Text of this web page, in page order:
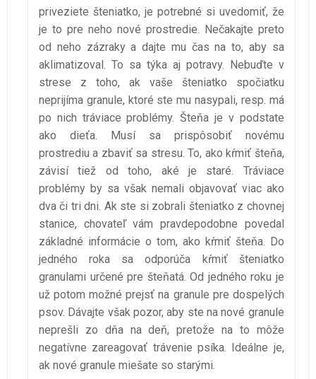
priveziete šteniatko, je potrebné si uvedomiť, že
je to pre neho nové prostredie. Nečakajte preto
od neho zázraky a dajte mu čas na to, aby sa
aklimatizoval. To sa týka aj potravy. Nebuďte v
strese z toho, ak vaše šteniatko spočiatku
neprijíma granule, ktoré ste mu nasypali, resp. má
po nich tráviace problémy. Šteňa je v podstate
ako dieťa. Musí sa prispôsobiť novému
prostrediu a zbaviť sa stresu. To, ako kŕmiť šteňa,
závisí tiež od toho, aké je staré. Tráviace
problémy by sa však nemali objavovať viac ako
dva či tri dni. Ak ste si zobrali šteniatko z chovnej
stanice, chovateľ vám pravdepodobne povedal
základné informácie o tom, ako kŕmiť šteňa. Do
jedného roka sa odporúča kŕmiť šteniatko
granulami určené pre šteňatá. Od jedného roku je
už potom možné prejsť na granule pre dospelých
psov. Dávajte však pozor, aby ste na nové granule
neprešli zo dňa na deň, pretože na to môže
negatívne zareagovať trávenie psíka. Ideálne je,
ak nové granule miešate so starými.